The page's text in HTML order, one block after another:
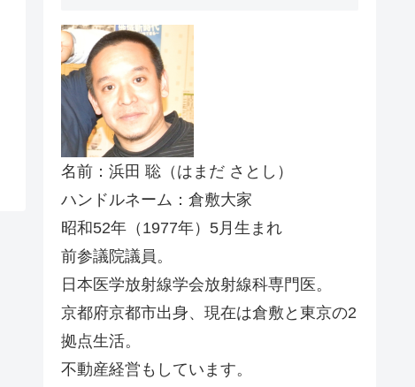
名前：浜田 聡（はまだ さとし）
ハンドルネーム：倉敷大家
昭和52年（1977年）5月生まれ
前参議院議員。
日本医学放射線学会放射線科専門医。
京都府京都市出身、現在は倉敷と東京の2
拠点生活。
不動産経営もしています。